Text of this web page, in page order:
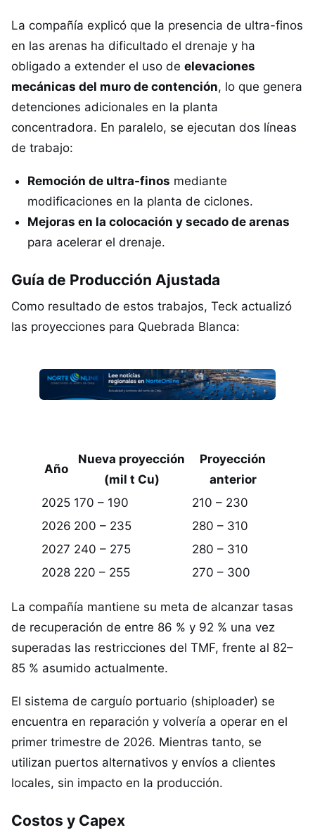
La compañía explicó que la presencia de ultra-finos
en las arenas ha dificultado el drenaje y ha
obligado a extender el uso de elevaciones
mecánicas del muro de contención, lo que genera
detenciones adicionales en la planta
concentradora. En paralelo, se ejecutan dos líneas
de trabajo:
Remoción de ultra-finos mediante
modificaciones en la planta de ciclones.
Mejoras en la colocación y secado de arenas
para acelerar el drenaje.
Guía de Producción Ajustada
Como resultado de estos trabajos, Teck actualizó
las proyecciones para Quebrada Blanca:
Año
Nueva proyección
(mil t Cu)
Proyección
anterior
2025 170 – 190
210 – 230
2026 200 – 235
280 – 310
2027 240 – 275
280 – 310
2028 220 – 255 270 – 300
La compañía mantiene su meta de alcanzar tasas
de recuperación de entre 86 % y 92 % una vez
superadas las restricciones del TMF, frente al 82–
85 % asumido actualmente.
El sistema de carguío portuario (shiploader) se
encuentra en reparación y volvería a operar en el
primer trimestre de 2026. Mientras tanto, se
utilizan puertos alternativos y envíos a clientes
locales, sin impacto en la producción.
Costos y Capex